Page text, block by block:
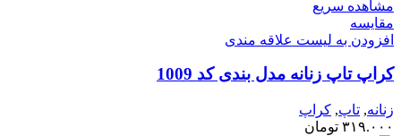
مشاهده سریع
مقایسه
افزودن به لیست علاقه مندی
کراپ تاپ زنانه مدل بندی کد 1009
زنانه, تاپ, کراپ
۳۱۹.۰۰۰ تومان